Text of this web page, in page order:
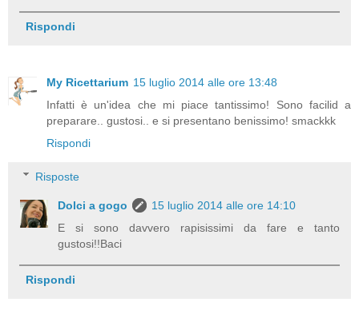
Rispondi
My Ricettarium 15 luglio 2014 alle ore 13:48
Infatti è un'idea che mi piace tantissimo! Sono facilid a
preparare.. gustosi.. e si presentano benissimo! smackkk
Rispondi
Risposte
Dolci a gogo
15 luglio 2014 alle ore 14:10
E si sono davvero rapisissimi da fare e tanto
gustosi!!Baci
Rispondi